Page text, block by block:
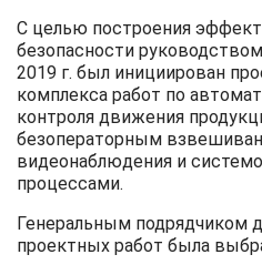
С целью построения
безопасности
2019 г. был инициирован
комплекса работ по
контроля движения
безоператорным
видеонаблюдения и
процессами.
Генеральным подрядчиком
проектных работ была